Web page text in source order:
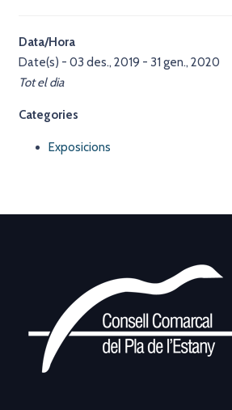
Data/Hora
Date(s) - 03 des., 2019 - 31 gen., 2020
Tot el dia
Categories
Exposicions